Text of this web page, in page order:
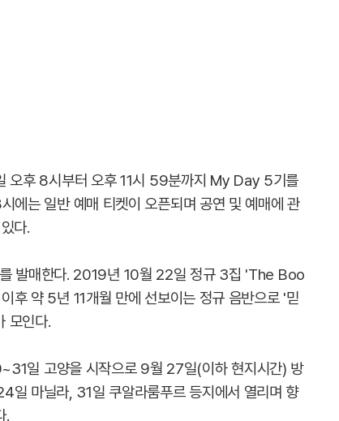
오후 8시부터 오후 11시 59분까지 My Day 5기를
에는 일반 예매 티켓이 오픈되며 공연 및 예매에 관
다.
발매한다. 2019년 10월 22일 정규 3집 'The Boo
약 5년 11개월 만에 선보이는 정규 음반으로 '믿
모인다.
일 고양을 시작으로 9월 27일(이하 현지시간) 방
마닐라, 31일 쿠알라룸푸르 등지에서 열리며 향
.